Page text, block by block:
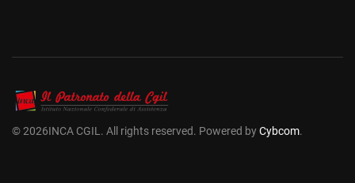
©2026INCA CGIL. All rights reserved. Powered byCybcom.